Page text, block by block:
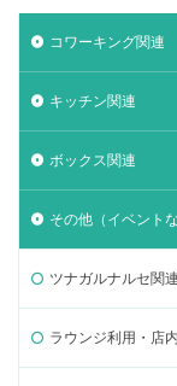
コワーキング関連
キッチン関連
ボックス関連
その他（イベントな
ツナガルナルセ関
ラウンジ利用・店